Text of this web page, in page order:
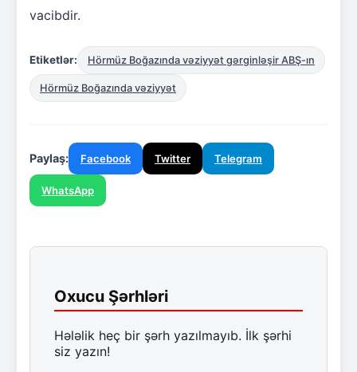
vacibdir.
Etiketlər: Hörmüz Boğazında vəziyyət gərginləşir ABŞ-ın
Hörmüz Boğazında vəziyyət
Paylaş: Facebook Twitter Telegram
WhatsApp
Oxucu Şərhləri
Hələlik heç bir şərh yazılmayıb. İlk şərhi
siz yazın!